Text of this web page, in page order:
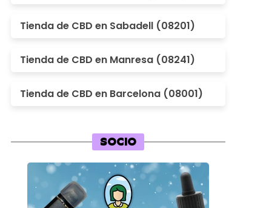
Tienda de CBD en Sabadell (08201)
Tienda de CBD en Manresa (08241)
Tienda de CBD en Barcelona (08001)
SOCIO